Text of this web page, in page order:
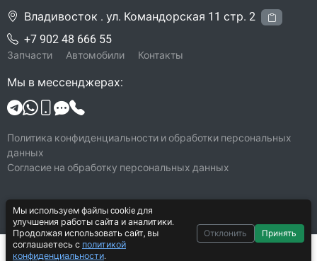
500 ₽
© 2026 Legacy-VL
Все права защищены
Система CarYard 2017–2026
Владивосток . ул. Командорская 11 стр. 2
+7 902 48 666 55
Запчасти Автомобили Контакты
Мы в мессенджерах:
Политика конфиденциальности и обработки персональных
данных
Согласие на обработку персональных данных
Мы используем файлы cookie для
улучшения работы сайта и аналитики.
Продолжая использовать сайт, вы
соглашаетесь с политикой
конфиденциальности.
Отклонить Принять